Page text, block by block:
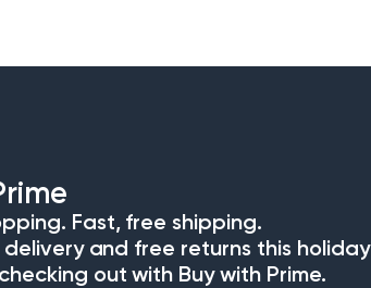
Fast, free shipping.
and free returns this holiday
out with Buy with Prime.